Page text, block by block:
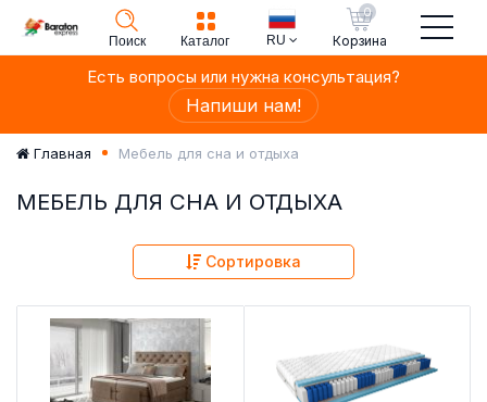
Поиск Каталог RU
0
Корзина
Есть вопросы или нужна консультация?
Напиши нам!
Главная Мебель для сна и отдыха
МЕБЕЛЬ ДЛЯ СНА И ОТДЫХА
Сортировка